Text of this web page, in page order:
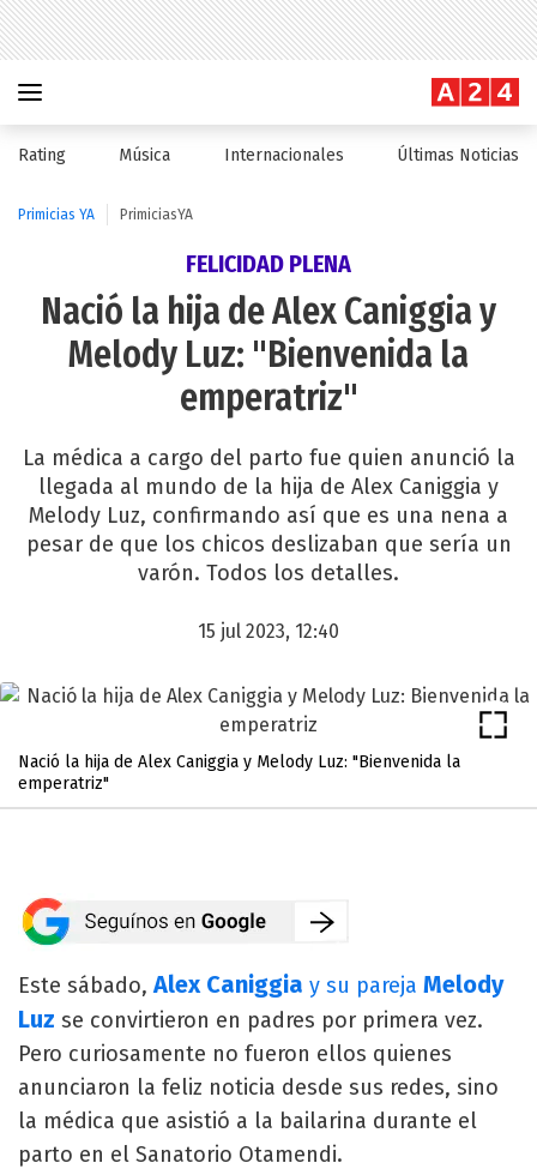
Rating Música Internacionales Últimas Noticias
Primicias YA PrimiciasYA
FELICIDAD PLENA
Nació la hija de Alex Caniggia y
Melody Luz: "Bienvenida la
emperatriz"
La médica a cargo del parto fue quien anunció la
llegada al mundo de la hija de Alex Caniggia y
Melody Luz, confirmando así que es una nena a
pesar de que los chicos deslizaban que sería un
varón. Todos los detalles.
15 jul 2023, 12:40
Nació la hija de Alex Caniggia y Melody Luz: "Bienvenida la
emperatriz"
Este sábado,Alex Caniggia y su pareja Melody
Luz se convirtieron en padres por primera vez.
Pero curiosamente no fueron ellos quienes
anunciaron la feliz noticia desde sus redes, sino
la médica que asistió a la bailarina durante el
parto en el Sanatorio Otamendi.